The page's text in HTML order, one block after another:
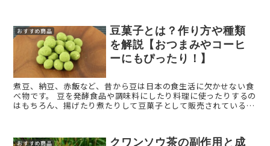
おすすめ商品
豆菓子とは？作り方や種類
を解説【おつまみやコーヒ
ーにもぴったり！】
煮豆、納豆、赤飯など、昔から豆は日本の食生活に欠かせない食
べ物です。 豆を発酵食品や調味料にしたり料理に使ったりするの
はもちろん、揚げたり煮たりして豆菓子として販売されているケ
おすすめ商品 クワンソウ茶の副作用と成